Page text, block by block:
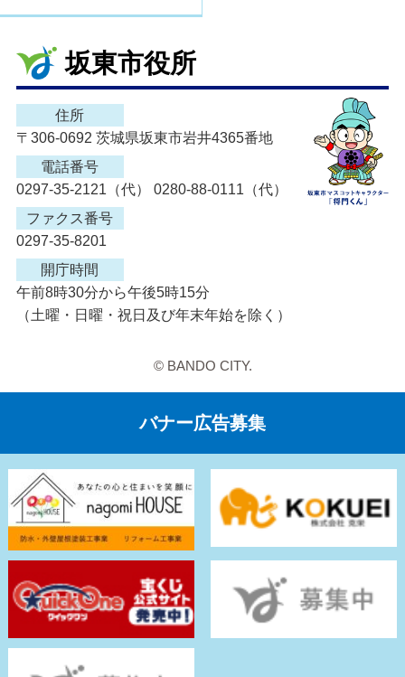
坂東市役所
住所
〒306-0692 茨城県坂東市岩井4365番地
電話番号
0297-35-2121（代） 0280-88-0111（代）
ファクス番号
0297-35-8201
開庁時間
午前8時30分から午後5時15分
（土曜・日曜・祝日及び年末年始を除く）
© BANDO CITY.
バナー広告募集